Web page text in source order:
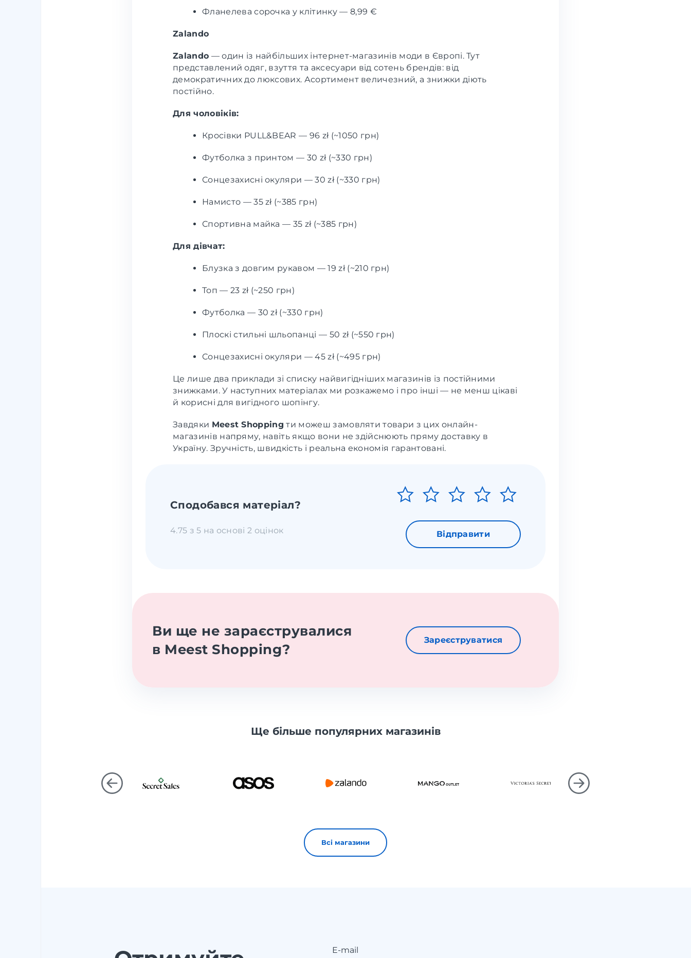
Фланелева сорочка у клітинку — 8,99 €
Zalando
Zalando — один із найбільших інтернет-магазинів моди в Європі. Тут
представлений одяг, взуття та аксесуари від сотень брендів: від
демократичних до люксових. Асортимент величезний, а знижки діють
постійно.
Для чоловіків:
Кросівки PULL&BEAR — 96 zł (~1050 грн)
Футболка з принтом — 30 zł (~330 грн)
Сонцезахисні окуляри — 30 zł (~330 грн)
Намисто — 35 zł (~385 грн)
Спортивна майка — 35 zł (~385 грн)
Для дівчат:
Блузка з довгим рукавом — 19 zł (~210 грн)
Топ — 23 zł (~250 грн)
Футболка — 30 zł (~330 грн)
Плоскі стильні шльопанці — 50 zł (~550 грн)
Сонцезахисні окуляри — 45 zł (~495 грн)
Це лише два приклади зі списку найвигідніших магазинів із постійними
знижками. У наступних матеріалах ми розкажемо і про інші — не менш цікаві
й корисні для вигідного шопінгу.
Завдяки Meest Shopping ти можеш замовляти товари з цих онлайн-
магазинів напряму, навіть якщо вони не здійснюють пряму доставку в
Україну. Зручність, швидкість і реальна економія гарантовані.
Сподобався матеріал?
4.75 з 5 на основі 2 оцінок Відправити
Ви ще не зараєструвалися
в Meest Shopping?
Зареєструватися
Ще більше популярних магазинів
Всі магазини
E-mail